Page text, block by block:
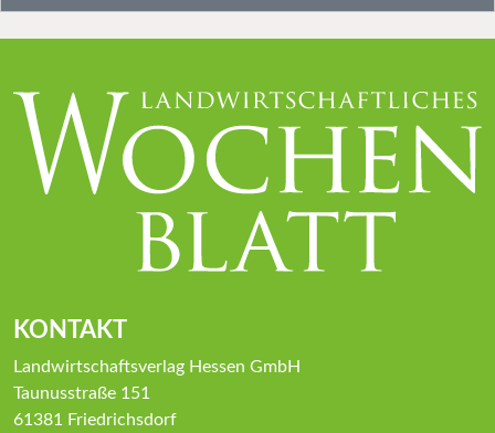
KONTAKT
Landwirtschaftsverlag Hessen GmbH
Taunusstraße 151
61381 Friedrichsdorf